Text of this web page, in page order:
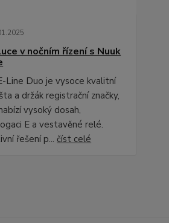
.2025
v nočním řízení s Nuuk
Line Duo je vysoce kvalitní
a držák registrační značky,
vysoký dosah,
E a vestavěné relé.
řešení p...číst celé